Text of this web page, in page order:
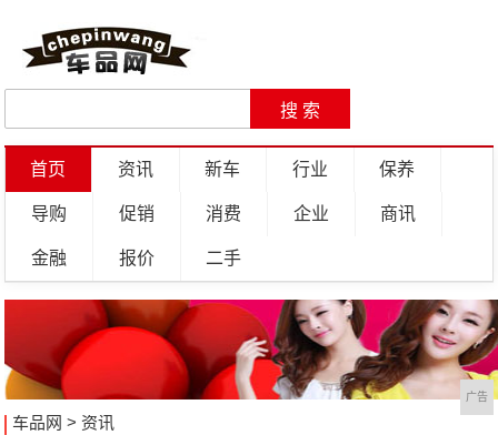
首页 资讯 新车 行业 保养
导购 促销 消费 企业 商讯
金融 报价 二手
广告
车品网 > 资讯